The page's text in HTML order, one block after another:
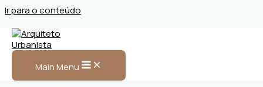
Ir para o conteúdo
Main Menu
Arquiteto Urbanista em
Álvares Machado, SP